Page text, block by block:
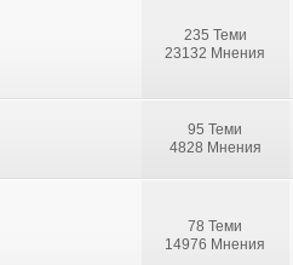
235 Теми
23132 Мнения
95 Теми
4828 Мнения
78 Теми
14976 Мнения